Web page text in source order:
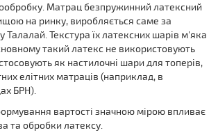
Матрац безпружинний латексний
на ринку, виробляється саме за
Текстура їх латексних шарів м'яка
такий латекс не використовують
як настилочні шари для топерів,
елітних матраців (наприклад, в
БРН).
вартості значною мірою впливає
та обробки латексу.